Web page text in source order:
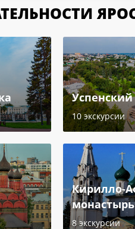
Успенский
10 экскурсии
Кирилло-
монастырь
8 экскурсии